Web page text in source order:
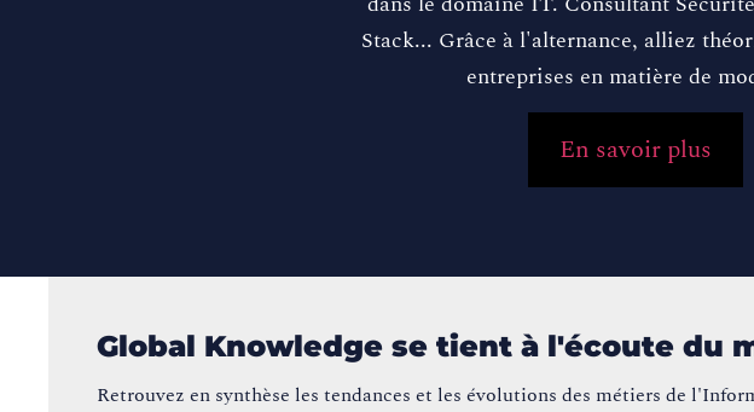
Stack... Grâce à l'alternance, alliez
entreprises en matière de
En savoir plus
Global Knowledge se tient à l'écoute du
Retrouvez en synthèse les tendances et les évolutions des métiers de